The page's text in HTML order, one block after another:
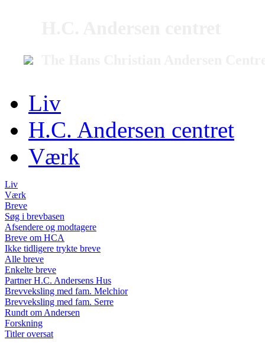
Liv
H.C. Andersen centret
Værk
Liv
Værk
Breve
Søg i brevbasen
Afsendere og modtagere
Breve om HCA
Ikke tidligere trykte breve
Alle breve
Enkelte breve
Partner H.C. Andersens Hus
Brevveksling med fam. Melchior
Brevveksling med fam. Serre
Rundt om Andersen
Forskning
Titler oversat